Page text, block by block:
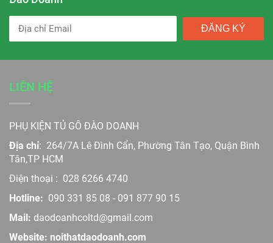
ĐĂNG KÝ
LIÊN HỆ
PHỤ KIỆN TỦ GỖ ĐÀO DOANH
Địa chỉ: 264/7A Lê Đình Cẩn, Phường Tân Tạo, Quận Bình
Tân,TP HCM
Điện thoại : 028 6266 4740
Hotline: 090 331 85 08 - 091 877 90 15
Mail: daodoanhcoltd@gmail.com
Website: noithatdaodoanh.com